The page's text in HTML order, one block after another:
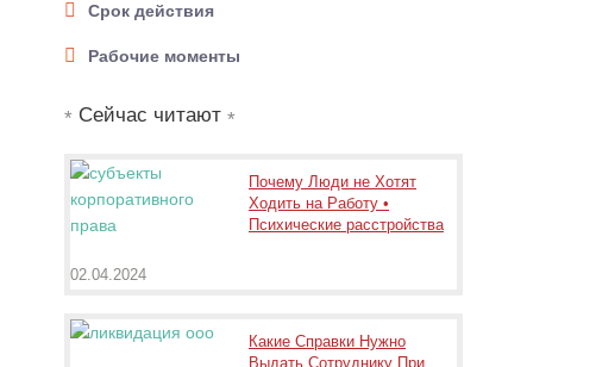
Срок действия
Рабочие моменты
Сейчас читают
Почему Люди не Хотят
Ходить на Работу •
Психические расстройства
02.04.2024
Какие Справки Нужно
Выдать Сотруднику При